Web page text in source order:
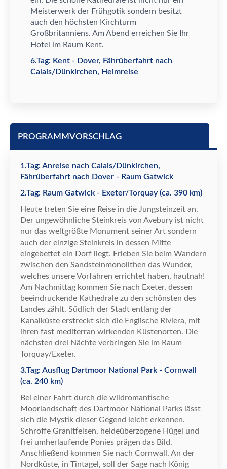
Meisterwerk der Frühgotik sondern besitzt
auch den höchsten Kirchturm
Großbritanniens. Am Abend erreichen Sie Ihr
Hotel im Raum Kent.
6.Tag: Kent - Dover, Fährüberfahrt nach
Calais/Dünkirchen, Heimreise
PROGRAMMVORSCHLAG
1.Tag: Anreise nach Calais/Dünkirchen,
Fährüberfahrt nach Dover - Raum Gatwick
2.Tag: Raum Gatwick - Exeter/Torquay (ca. 390 km)
Heute treten Sie eine Reise in die Jungsteinzeit an.
Der ungewöhnliche Steinkreis von Avebury ist nicht
nur das weltgrößte Monument seiner Art sondern
auch der einzige Steinkreis in dessen Mitte
eingebettet ein Dorf liegt. Erleben Sie beim Wandern
zwischen den Sandsteinmonolithen das Wunder,
welches unsere Vorfahren errichtet haben, hautnah!
Am Nachmittag kommen Sie nach Exeter, dessen
beeindruckende Kathedrale zu den schönsten des
Landes zählt. Südlich der Stadt entlang der
Kanalküste erstreckt sich die Englische Riviera, mit
ihren fast mediterran wirkenden Küstenorten. Die
nächsten drei Nächte verbringen Sie im Raum
Torquay/Exeter.
3.Tag: Ausflug Dartmoor National Park - Cornwall
(ca. 240 km)
Bei einer Fahrt durch die wildromantische
Moorlandschaft des Dartmoor National Parks l ässt
sich die Mystik dieser Gegend leicht erkennen.
Schroffe Granitfelsen, heideüberzogene Hügel und
frei umherlaufende Ponies prägen das Bild.
Anschließend kommen Sie nach Cornwall. An der
Nordküste, in Tintagel, soll der Sage nach König